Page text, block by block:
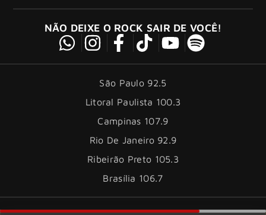
NÃO DEIXE O ROCK SAIR DE VOCÊ!
São Paulo 92.5
Litoral Paulista 100.3
Campinas 107.9
Rio De Janeiro 92.9
Ribeirão Preto 105.3
Brasília 106.7